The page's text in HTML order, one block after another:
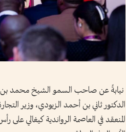
نيابةً عن صاحب السمو الشيخ محمد بن
المنعقد في العاصمة الرواندية كيغالي